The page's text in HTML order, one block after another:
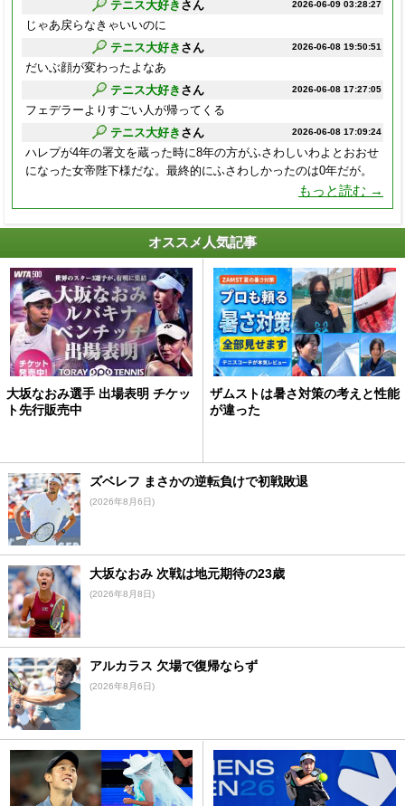
2026-06-09 03:28:27
テニス大好き さん
じゃあ戻らなきゃいいのに
2026-06-08 19:50:51
テニス大好き さん
だいぶ顔が変わったよなあ
2026-06-08 17:27:05
テニス大好き さん
フェデラーよりすごい人が帰ってくる
2026-06-08 17:09:24
テニス大好き さん
ハレプが4年の署文を蔵った時に8年の方がふさわしいわよとおおせ
になった女帝陛下様だな。最終的にふさわしかったのは0年だが。
もっと読む →
オススメ人気記事
大坂なおみ選手 出場表明 チケッ
ト先行販売中
ザムストは暑さ対策の考えと性能
が違った
ズベレフ まさかの逆転負けで初戦敗退
(2026年8月6日)
大坂なおみ 次戦は地元期待の23歳
(2026年8月8日)
アルカラス 欠場で復帰ならず
(2026年8月6日)